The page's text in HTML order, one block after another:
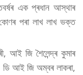
এক প্ৰধান আস্থাৰ
পৰা লাখ লাখ ভক্ত
আই জি শৈলেন্দ্ৰ কুমাৰ
ডি আই জি অম্বৰ লাকৰা,